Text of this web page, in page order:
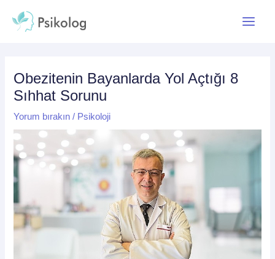
atla
Obezitenin Bayanlarda Yol Açtığı 8
Sıhhat Sorunu
Yorum bırakın / Psikoloji
dolaşımı